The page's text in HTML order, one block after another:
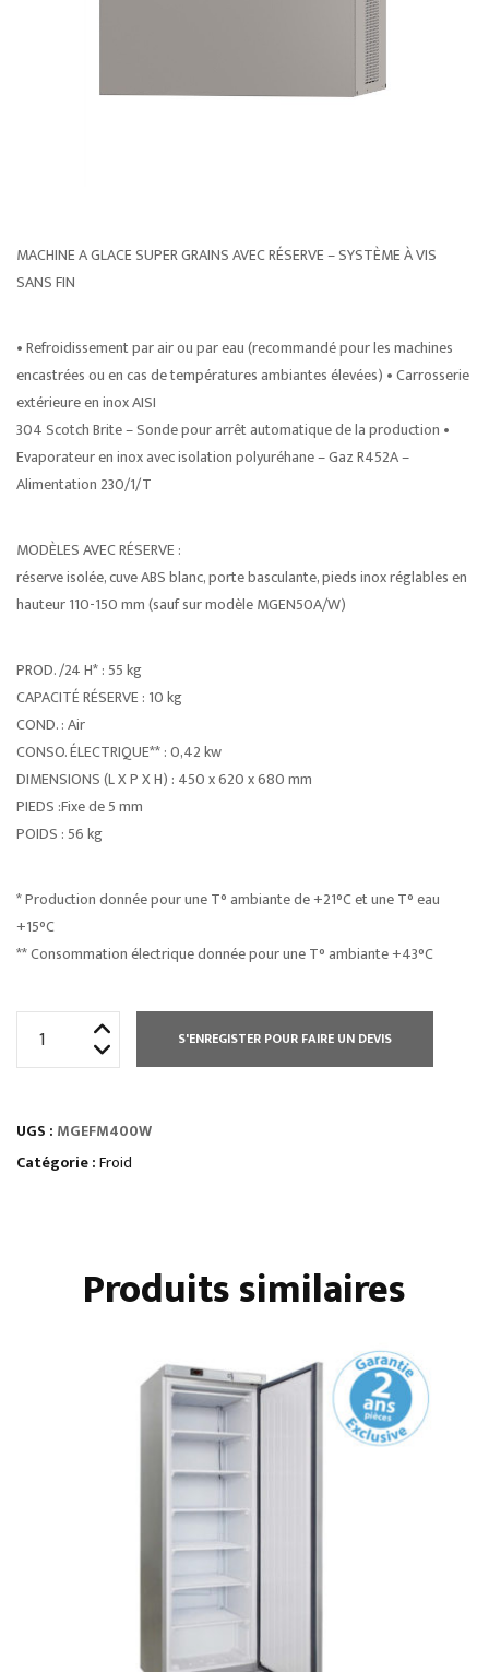
MACHINE A GLACE SUPER GRAINS AVEC RÉSERVE – SYSTÈME À VIS
SANS FIN
• Refroidissement par air ou par eau (recommandé pour les machines
encastrées ou en cas de températures ambiantes élevées) • Carrosserie
extérieure en inox AISI
304 Scotch Brite – Sonde pour arrêt automatique de la production •
Evaporateur en inox avec isolation polyuréhane – Gaz R452A –
Alimentation 230/1/T
MODÈLES AVEC RÉSERVE :
réserve isolée, cuve ABS blanc, porte basculante, pieds inox réglables en
hauteur 110-150 mm (sauf sur modèle MGEN50A/W)
PROD. /24 H* : 55 kg
CAPACITÉ RÉSERVE : 10 kg
COND. : Air
CONSO. ÉLECTRIQUE** : 0,42 kw
DIMENSIONS (L X P X H) : 450 x 620 x 680 mm
PIEDS :Fixe de 5 mm
POIDS : 56 kg
* Production donnée pour une T° ambiante de +21°C et une T° eau
+15°C
** Consommation électrique donnée pour une T° ambiante +43°C
GLAÇONS
PLATS
S'ENREGISTER POUR FAIRE UN DEVIS
UGS : MGEFM400W
Catégorie :Froid
Produits similaires